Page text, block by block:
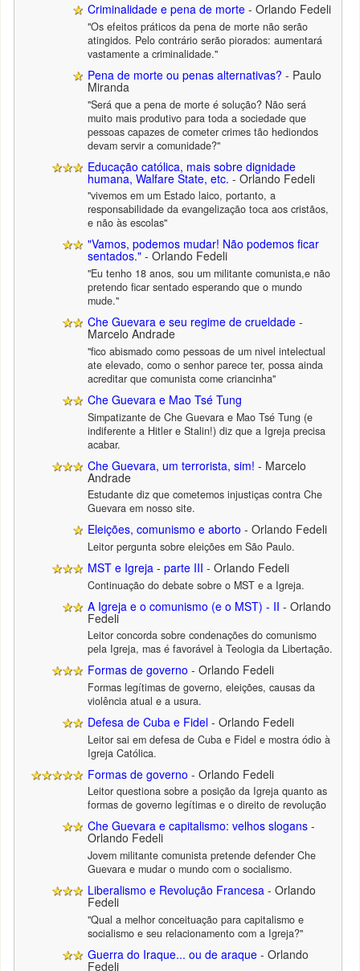
Criminalidade e pena de morte - Orlando Fedeli
"Os efeitos práticos da pena de morte não serão
atingidos. Pelo contrário serão piorados: aumentará
vastamente a criminalidade."
Pena de morte ou penas alternativas? - Paulo
Miranda
"Será que a pena de morte é solução? Não será
muito mais produtivo para toda a sociedade que
pessoas capazes de cometer crimes tão hediondos
devam servir a comunidade?"
Educação católica, mais sobre dignidade
humana, Walfare State, etc. - Orlando Fedeli
"vivemos em um Estado laico, portanto, a
responsabilidade da evangelização toca aos cristãos,
e não às escolas"
"Vamos, podemos mudar! Não podemos ficar
sentados." - Orlando Fedeli
"Eu tenho 18 anos, sou um militante comunista,e não
pretendo ficar sentado esperando que o mundo
mude."
Che Guevara e seu regime de crueldade -
Marcelo Andrade
"fico abismado como pessoas de um nivel intelectual
ate elevado, como o senhor parece ter, possa ainda
acreditar que comunista come criancinha"
Che Guevara e Mao Tsé Tung
Simpatizante de Che Guevara e Mao Tsé Tung (e
indiferente a Hitler e Stalin!) diz que a Igreja precisa
acabar.
Che Guevara, um terrorista, sim! - Marcelo
Andrade
Estudante diz que cometemos injustiças contra Che
Guevara em nosso site.
Eleições, comunismo e aborto - Orlando Fedeli
Leitor pergunta sobre eleições em São Paulo.
MST e Igreja - parte III - Orlando Fedeli
Continuação do debate sobre o MST e a Igreja.
A Igreja e o comunismo (e o MST) - II - Orlando
Fedeli
Leitor concorda sobre condenações do comunismo
pela Igreja, mas é favorável à Teologia da Libertação.
Formas de governo - Orlando Fedeli
Formas legítimas de governo, eleições, causas da
violência atual e a usura.
Defesa de Cuba e Fidel - Orlando Fedeli
Leitor sai em defesa de Cuba e Fidel e mostra ódio à
Igreja Católica.
Formas de governo - Orlando Fedeli
Leitor questiona sobre a posição da Igreja quanto as
formas de governo legítimas e o direito de revolução
Che Guevara e capitalismo: velhos slogans -
Orlando Fedeli
Jovem militante comunista pretende defender Che
Guevara e mudar o mundo com o socialismo.
Liberalismo e Revolução Francesa - Orlando
Fedeli
"Qual a melhor conceituação para capitalismo e
socialismo e seu relacionamento com a Igreja?"
Guerra do Iraque... ou de araque - Orlando
Fedeli